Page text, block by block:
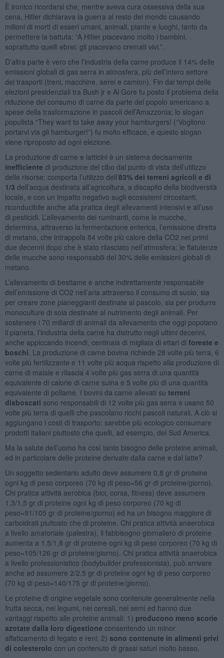
È ironico ricordarsi che, mentre aveva cura ossessiva della sua
cena, Hitler dichiarava la guerra al resto del mondo causando
milioni di morti di esseri umani, animali, piante e luoghi, tanto da
permettere la battuta: “A Hitler piacevano molto i bambini,
soprattutto quelli ebrei: gli piacevano cremati vivi.”.
D’altra parte è vero che l’industria della carne produce il 14% delle
emissioni globali di gas serra in atmosfera, più dell’intero settore
dei trasporti (treni, macchine, aerei e camion). Fin dai tempi delle
elezioni presidenziali tra Bush jr e Al Gore fu posto il problema della
riduzione del consumo di carne da parte del popolo americano a
spese della trasformazione in pascoli dell’Amazzonia; lo slogan
populista “They want to take away your hamburgers! (“Vogliono
portarvi via gli hamburger!”) fu molto efficace, e questo slogan
viene riproposto ad ogni elezione.
La produzione di carne e latticini è un sistema decisamente
inefficiente di produzione del cibo dal punto di vista dell’utilizzo
delle risorse: comporta l’utilizzo dell’83% dei terreni agricoli e di
1/3 dell’acqua destinata all’agricoltura, a discapito della biodiversità
locale, e con un impatto negativo sugli ecosistemi circostanti,
riconducibile anche alla pratica degli allevamenti intensivi e all’uso
di pesticidi. L’allevamento dei ruminanti, come le mucche,
determina, attraverso la fermentazione enterica, l’emissione diretta
di metano, che intrappola 84 volte più calore della CO2 nei primi
due decenni dopo che è stato rilasciato nell’atmosfera: le flatulenze
delle mucche sono responsabili del 30% delle emissioni globali di
metano.
L’allevamento di bestiame è anche indirettamente responsabile
dell’emissione di CO2 nell’aria attraverso il consumo di suolo, sia
per creare zone pianeggianti destinate al pascolo, sia per produrre
monoculture di soia destinate al nutrimento degli animali. Per
sostenere i 70 miliardi di animali da allevamento che oggi popolano
il pianeta, l’industria della carne ha distrutto negli ultimi decenni,
anche appiccando incendi, centinaia di migliaia di ettari di foreste e
boschi . La produzione di carne bovina richiede 28 volte più terra, 6
volte più fertilizzante e 11 volte più acqua rispetto alla produzione di
carne di maiale e rilascia 4 volte più gas serra di una quantità
equivalente di calorie di carne suina e 5 volte più di una quantità
equivalente di pollame. I bovini da carne allevati su terreni
disboscati sono responsabili di 12 volte più gas serra e usano 50
volte più terra di quelli che pascolano ricchi pascoli naturali. A ciò si
aggiungano i costi di trasporto: sarebbe più ecologico consumare
prodotti italiani piuttosto che quelli, ad esempio, del Sud America.
Ma la salute dell’uomo ha così tanto bisogno delle proteine animali,
ed in particolare delle proteine derivate dalla carne e dal latte?
Un soggetto sedentario adulto deve assumere 0,8 gr di proteine
ogni kg di peso corporeo (70 kg di peso=56 gr di proteine/giorno).
Chi pratica attività aerobica (bici, corsa, fitness) deve assumere
1,3/1,5 gr di proteine ogni kg di peso corporeo (70 kg di
peso=91/105 gr di proteine/giorno) ed ha un bisogno maggiore di
carboidrati piuttosto che di proteine. Chi pratica attività anaerobica
a livello amatoriale (palestra), il fabbisogno giornaliero di proteine
aumenta a 1,5/1,8 gr di proteine ogni kg di peso corporeo (70 kg di
peso=105/126 gr di proteine/giorno). Chi pratica attività anaerobica
a livello professionistico (bodybuilder professionista), può arrivare
anche ad assumere 2/2,5 gr di proteine ogni kg di peso corporeo
(70 kg di peso=140/175 gr di proteine/giorno).
Le proteine di origine vegetale sono contenute generalmente nella
frutta secca, nei legumi, nei cereali, nei semi ed hanno due
vantaggi rispetto alle proteine animali: 1) producono meno scorie
azotate dalla loro digestione consentendo un minor
affaticamento di fegato e reni; 2) sono contenute in alimenti privi
di colesterolo con un contenuto di grassi saturi molto basso.